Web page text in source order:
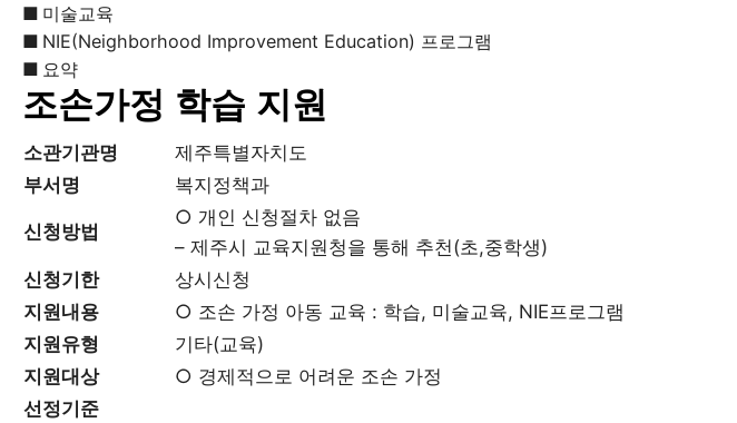
미술교육
NIE(Neighborhood Improvement Education) 프로그램
요약
조손가정 학습 지원
소관기관명
제주특별자치도
부서명
복지정책과
신청방법
○ 개인 신청절차 없음
– 제주시 교육지원청을 통해 추천(초,중학생)
신청기한
상시신청
지원내용
○ 조손 가정 아동 교육 : 학습, 미술교육, NIE프로그램
지원유형
기타(교육)
지원대상
○ 경제적으로 어려운 조손 가정
선정기준